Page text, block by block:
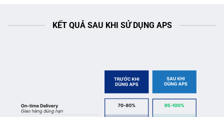
KẾT QUẢ SAU KHI SỬ DỤNG APS